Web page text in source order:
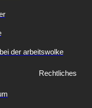
der arbeitswolke
Rechtliches